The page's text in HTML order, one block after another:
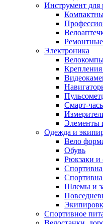
Инструмент для
Электроника
Крепления
Смарт-
Элементы
Одежда и
Вело
Обувь
Рюкзаки и
Шлемы и
Спортивное